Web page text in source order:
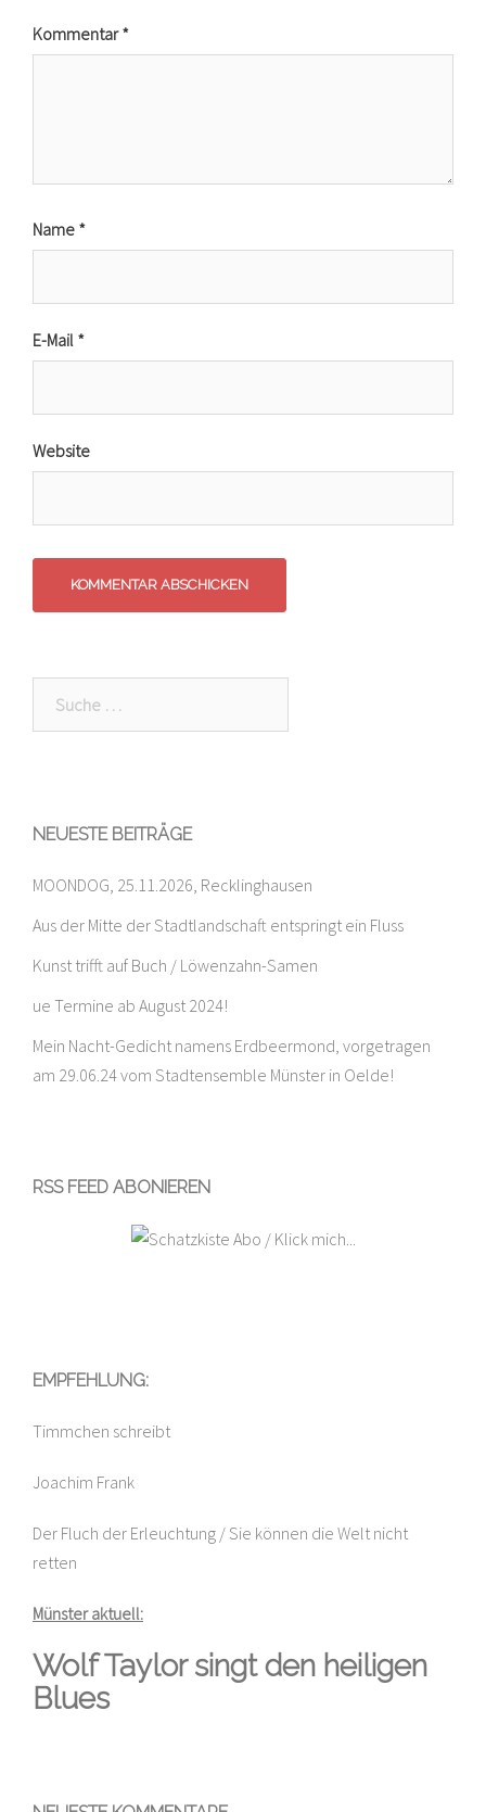
Kommentar*
Name *
E-Mail *
Website
NEUESTE BEITRÄGE
MOONDOG, 25.11.2026, Recklinghausen
Aus der Mitte der Stadtlandschaft entspringt ein Fluss
Kunst trifft auf Buch / Löwenzahn-Samen
ue Termine ab August 2024!
Mein Nacht-Gedicht namens Erdbeermond, vorgetragen
am 29.06.24 vom Stadtensemble Münster in Oelde!
RSS FEED ABONIEREN
EMPFEHLUNG:
Timmchen schreibt
Joachim Frank
Der Fluch der Erleuchtung / Sie können die Welt nicht
retten
Münster aktuell:
Wolf Taylor singt den heiligen
Blues